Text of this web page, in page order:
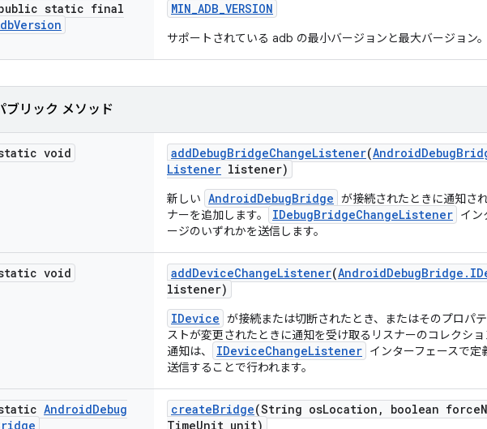
static final
Version
MIN_ADB_VERSION
サポートされている adb の最小バージョンと最大バージョン。
ブリック メソッド
void addDebugBridgeChangeListener(AndroidDebug
Listener listener)
新しい AndroidDebugBridge が接続されたときに通知さ
ナーを追加します。
IDebugBridgeChangeListener イン
ージのいずれかを送信します。
void addDeviceChangeListener(AndroidDebugBridge .
listener)
IDevice が接続または切断されたとき、またはそのプロパ
ストが変更されたときに通知を受け取るリスナーのコレクシ
通知は、
IDeviceChangeListener インターフェースで
送信することで行われます。
AndroidDebug
createBridge(String osLocation , boolean force
TimeUnit unit)